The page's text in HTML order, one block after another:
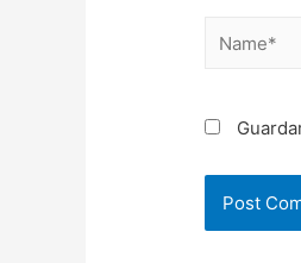
Name*